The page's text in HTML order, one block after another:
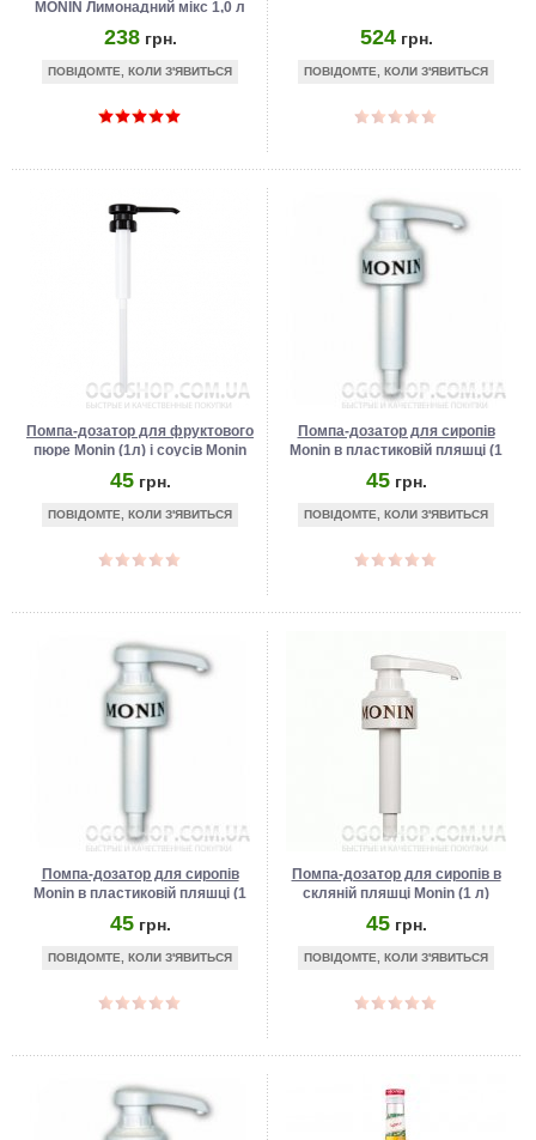
MONIN Лимонадний мікс 1,0 л
238 грн.
ПОВІДОМТЕ, КОЛИ З'ЯВИТЬСЯ
524 грн.
ПОВІДОМТЕ, КОЛИ З'ЯВИТЬСЯ
Помпа-дозатор для фруктового
пюре Monin (1л) і соусів Monin
(1,9л)
45 грн.
ПОВІДОМТЕ, КОЛИ З'ЯВИТЬСЯ
Помпа-дозатор для сиропів
Monin в пластиковій пляшці (1
л), 10 мл
45 грн.
ПОВІДОМТЕ, КОЛИ З'ЯВИТЬСЯ
Помпа-дозатор для сиропів
Monin в пластиковій пляшці (1
л), 5 мл
45 грн.
ПОВІДОМТЕ, КОЛИ З'ЯВИТЬСЯ
Помпа-дозатор для сиропів в
скляній пляшці Monin (1 л)
45 грн.
ПОВІДОМТЕ, КОЛИ З'ЯВИТЬСЯ